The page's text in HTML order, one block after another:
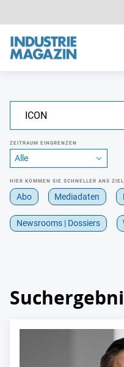
ZEITRAUM EINGRENZEN
HIER KOMMEN SIE SCHNELLER ANS ZIEL
Abo Mediadaten
Newsrooms | Dossiers